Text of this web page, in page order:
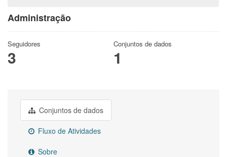
Administração
Seguidores
3
Conjuntos de dados
1
Conjuntos de dados
Fluxo de Atividades
Sobre